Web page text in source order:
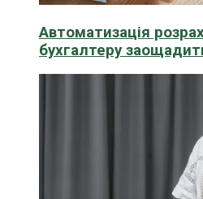
Автоматизація
бухгалтеру